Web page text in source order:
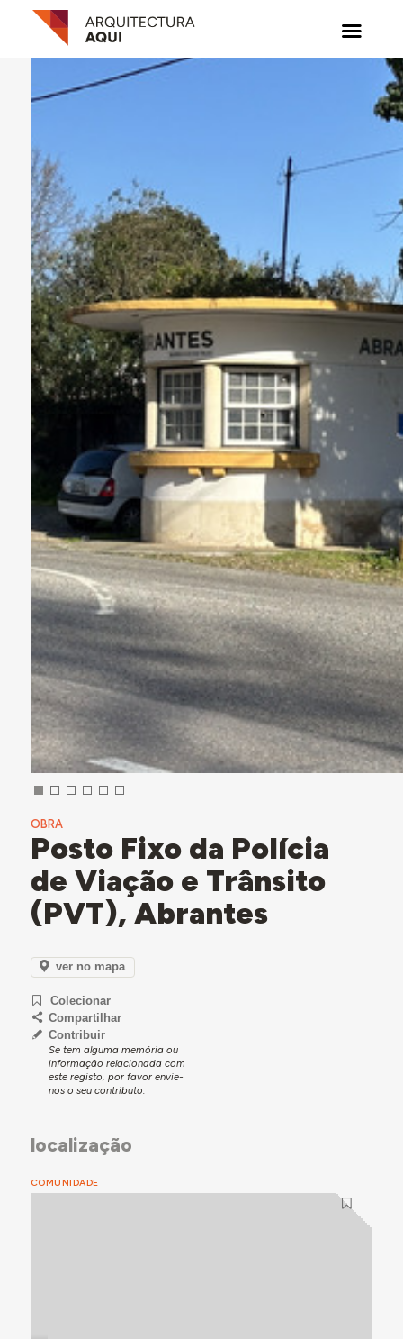
OBRA
Posto Fixo da Polícia
de Viação e Trânsito
(PVT), Abrantes
ver no mapa
Colecionar
Compartilhar
Contribuir
Se tem alguma memória ou
informação relacionada com
este registo, por favor envie-
nos o seu contributo.
localização
COMUNIDADE